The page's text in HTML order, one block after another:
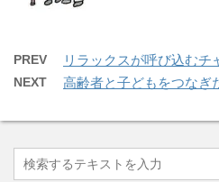
PREV リラックスが呼び込むチ
NEXT 高齢者と子どもをつなぎ